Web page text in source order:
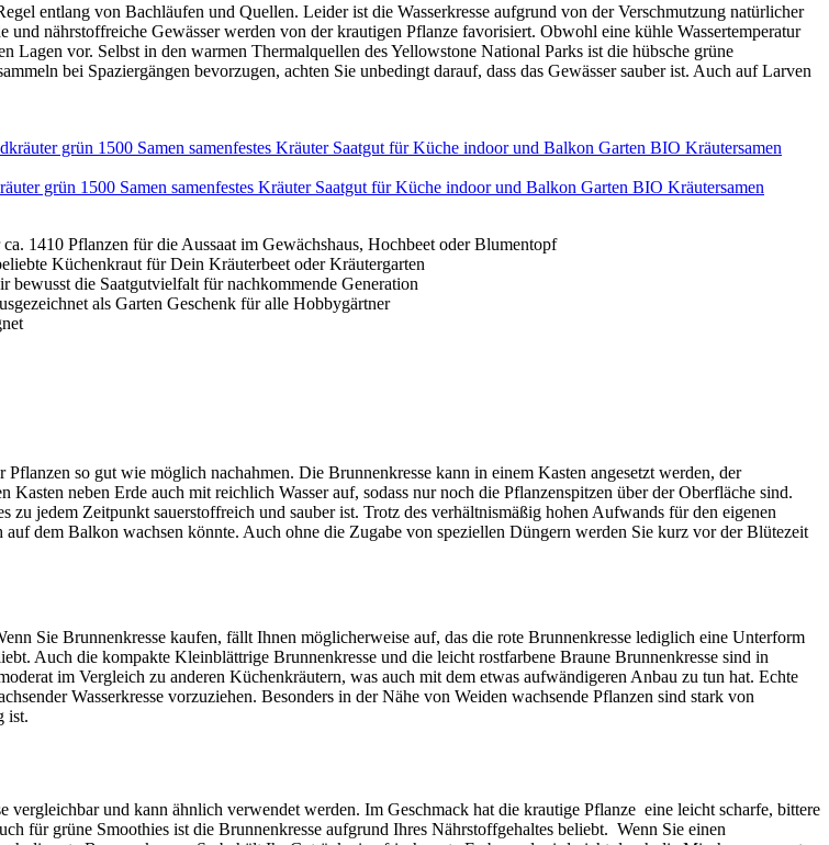
entlang von Bachläufen und Quellen. Leider ist die Wasserkresse aufgrund von der Verschmutzung natürlicher
nährstoffreiche Gewässer werden von der krautigen Pflanze favorisiert. Obwohl eine kühle Wassertemperatur
Lagen vor. Selbst in den warmen Thermalquellen des Yellowstone National Parks ist die hübsche grüne
bei Spaziergängen bevorzugen, achten Sie unbedingt darauf, dass das Gewässer sauber ist. Auch auf Larven
grün 1500 Samen samenfestes Kräuter Saatgut für Küche indoor und Balkon Garten BIO Kräutersamen
1410 Pflanzen für die Aussaat im Gewächshaus, Hochbeet oder Blumentopf
Küchenkraut für Dein Kräuterbeet oder Kräutergarten
bewusst die Saatgutvielfalt für nachkommende Generation
als Garten Geschenk für alle Hobbygärtner
so gut wie möglich nachahmen. Die Brunnenkresse kann in einem Kasten angesetzt werden, der
neben Erde auch mit reichlich Wasser auf, sodass nur noch die Pflanzenspitzen über der Oberfläche sind.
zu jedem Zeitpunkt sauerstoffreich und sauber ist. Trotz des verhältnismäßig hohen Aufwands für den eigenen
dem Balkon wachsen könnte. Auch ohne die Zugabe von speziellen Düngern werden Sie kurz vor der Blütezeit
Sie Brunnenkresse kaufen, fällt Ihnen möglicherweise auf, das die rote Brunnenkresse lediglich eine Unterform
Auch die kompakte Kleinblättrige Brunnenkresse und die leicht rostfarbene Braune Brunnenkresse sind in
im Vergleich zu anderen Küchenkräutern, was auch mit dem etwas aufwändigeren Anbau zu tun hat. Echte
Wasserkresse vorzuziehen. Besonders in der Nähe von Weiden wachsende Pflanzen sind stark von
ist.
vergleichbar und kann ähnlich verwendet werden. Im Geschmack hat die krautige Pflanze eine leicht scharfe, bittere
für grüne Smoothies ist die Brunnenkresse aufgrund Ihres Nährstoffgehaltes beliebt. Wenn Sie einen